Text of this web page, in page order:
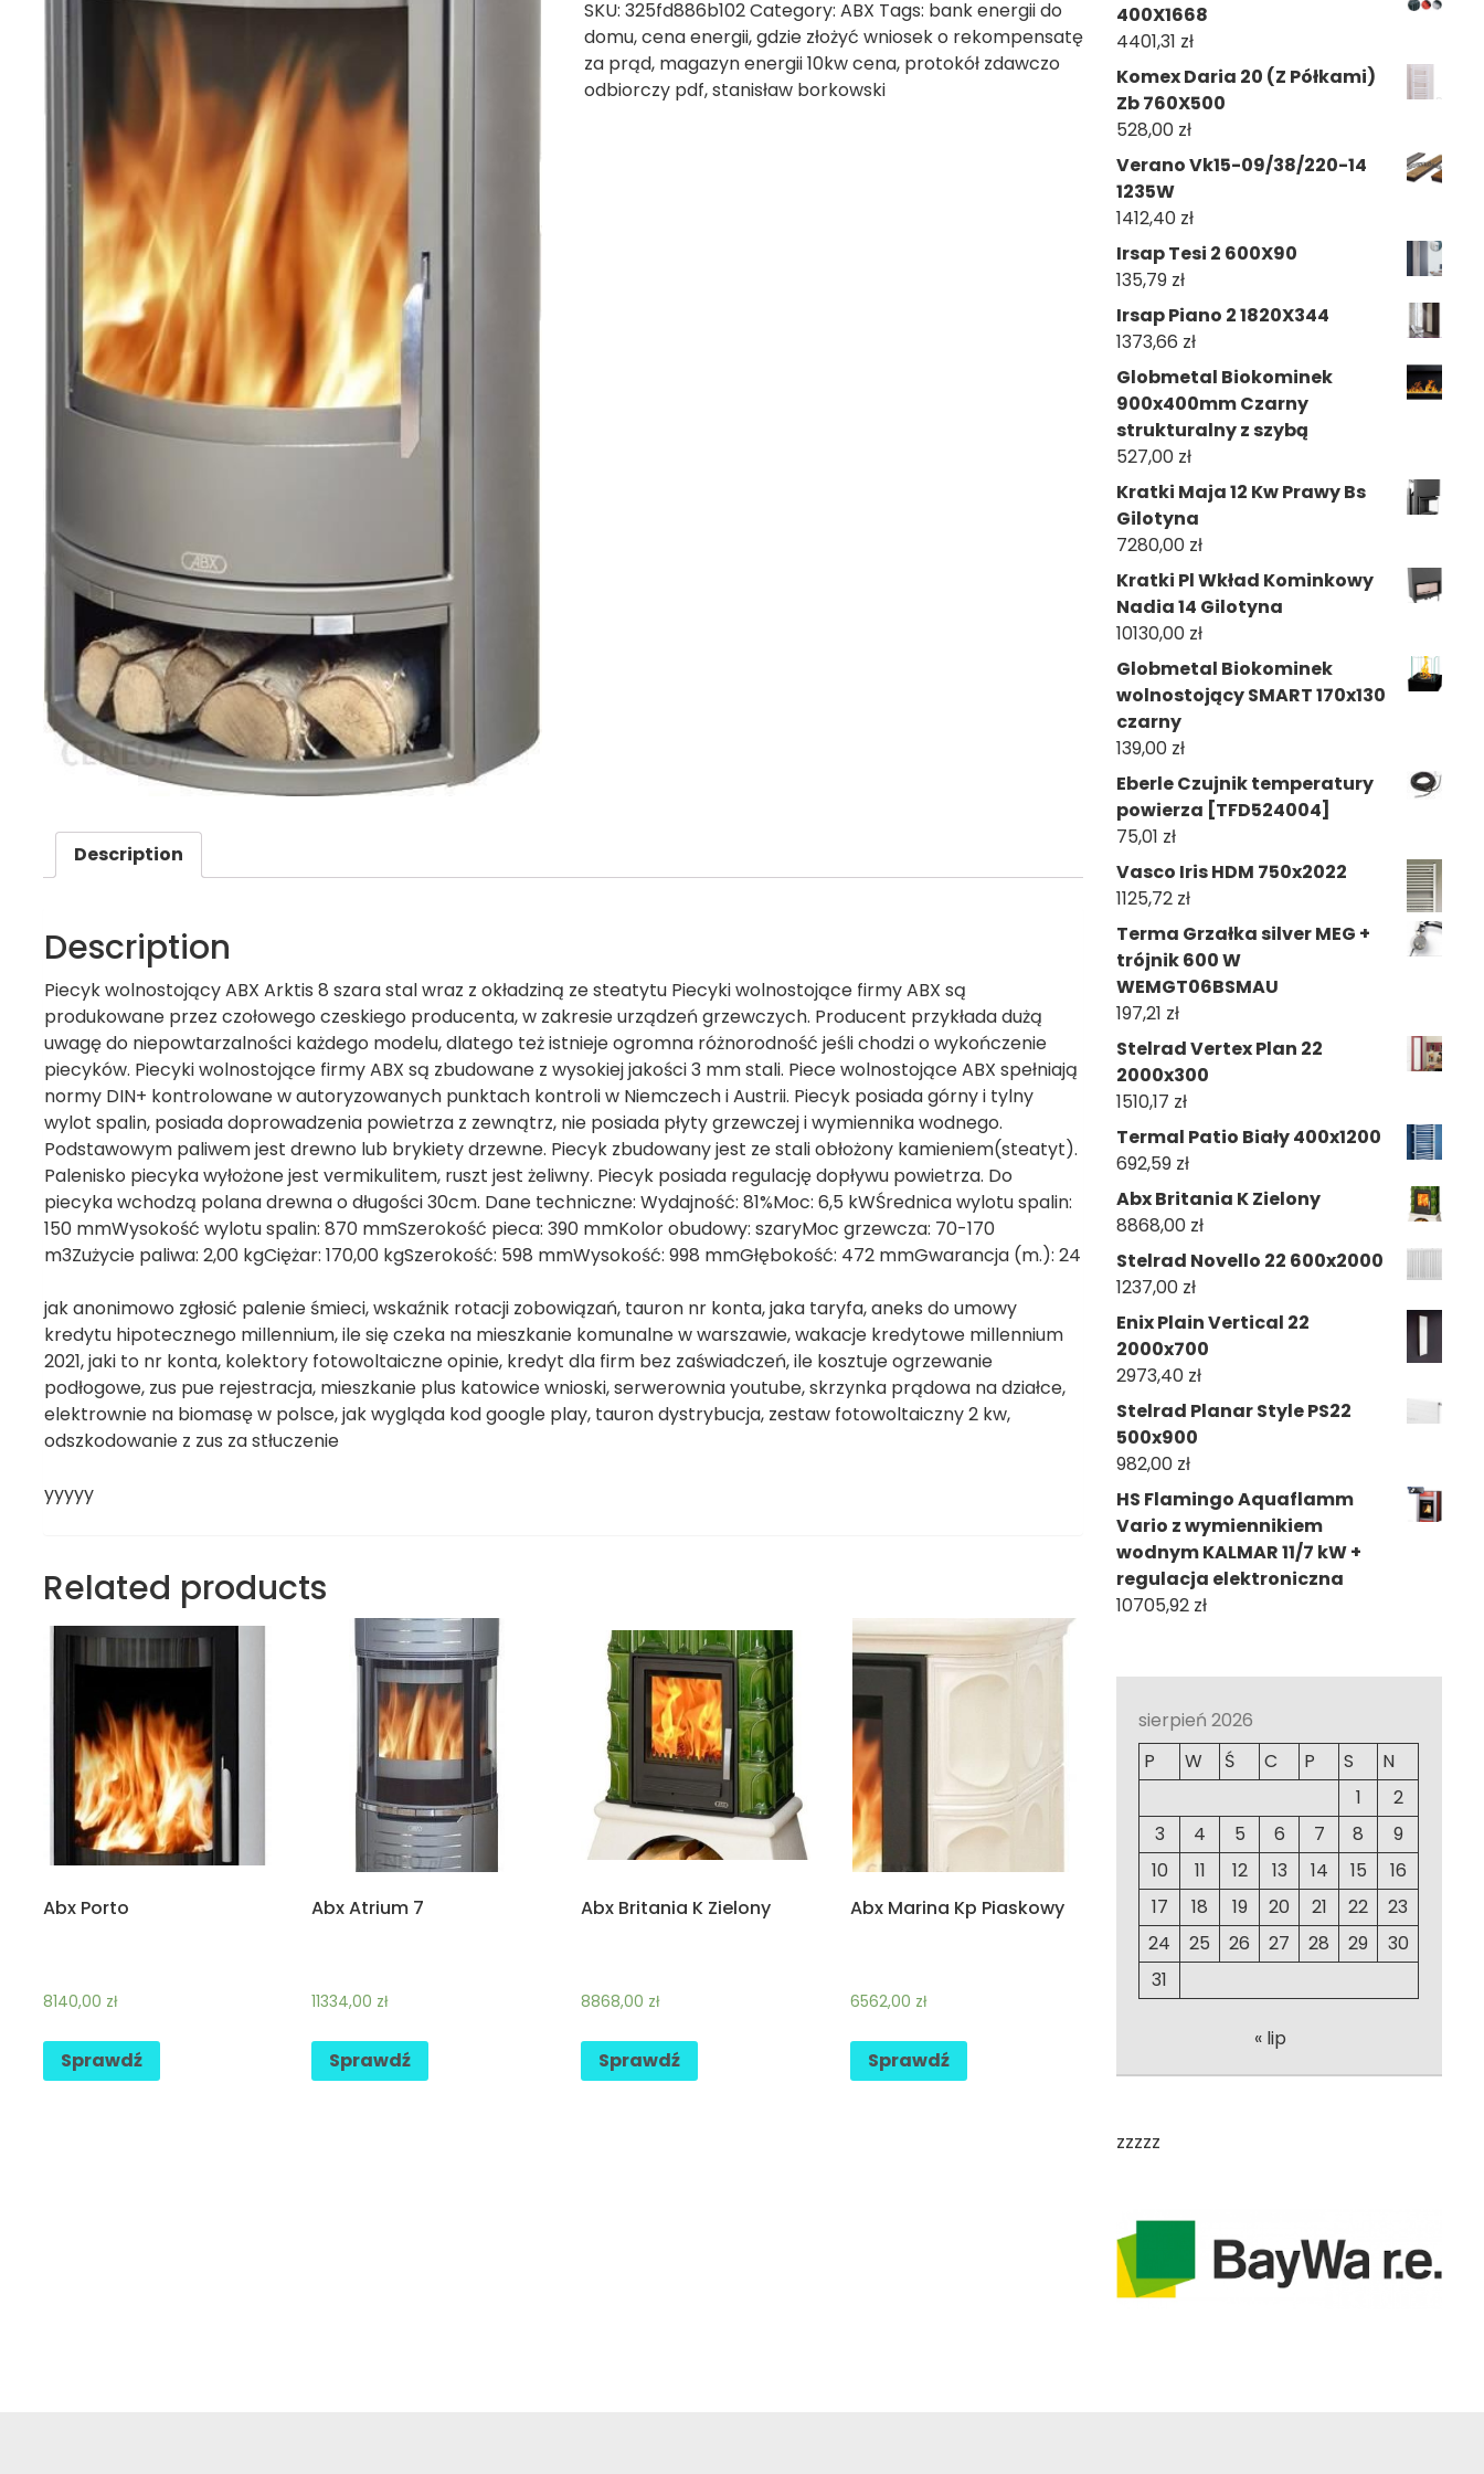
SKU: 325fd886b102Category: ABX Tags: bank energii do
domu,cena energii,gdzie złożyć wniosek o rekompensatę
za prąd, magazyn energii 10kw cena, protokół zdawczo
odbiorczy pdf,stanisław borkowski
Description
Description
Piecyk wolnostojący ABX Arktis 8 szara stal wraz z okładziną ze steatytu Piecyki wolnostojące firmy ABX są
produkowane przez czołowego czeskiego producenta, w zakresie urządzeń grzewczych. Producent przykłada dużą
uwagę do niepowtarzalności każdego modelu, dlatego też istnieje ogromna różnorodność jeśli chodzi o wykończenie
piecyków. Piecyki wolnostojące firmy ABX są zbudowane z wysokiej jakości 3 mm stali. Piece wolnostojące ABX spełniają
normy DIN+ kontrolowane w autoryzowanych punktach kontroli w Niemczech i Austrii. Piecyk posiada górny i tylny
wylot spalin, posiada doprowadzenia powietrza z zewnątrz, nie posiada płyty grzewczej i wymiennika wodnego.
Podstawowym paliwem jest drewno lub brykiety drzewne. Piecyk zbudowany jest ze stali obłożony kamieniem(steatyt).
Palenisko piecyka wyłożone jest vermikulitem, ruszt jest żeliwny. Piecyk posiada regulację dopływu powietrza. Do
piecyka wchodzą polana drewna o długości 30cm. Dane techniczne: Wydajność: 81%Moc: 6,5 kWŚrednica wylotu spalin:
150 mmWysokość wylotu spalin: 870 mmSzerokość pieca: 390 mmKolor obudowy: szaryMoc grzewcza: 70-170
m3Zużycie paliwa: 2,00 kgCiężar: 170,00 kgSzerokość: 598 mmWysokość: 998 mmGłębokość: 472 mmGwarancja (m.): 24
jak anonimowo zgłosić palenie śmieci, wskaźnik rotacji zobowiązań, tauron nr konta, jaka taryfa, aneks do umowy
kredytu hipotecznego millennium, ile się czeka na mieszkanie komunalne w warszawie, wakacje kredytowe millennium
2021, jaki to nr konta, kolektory fotowoltaiczne opinie, kredyt dla firm bez zaświadczeń, ile kosztuje ogrzewanie
podłogowe, zus pue rejestracja, mieszkanie plus katowice wnioski, serwerownia youtube, skrzynka prądowa na działce,
elektrownie na biomasę w polsce, jak wygląda kod google play, tauron dystrybucja, zestaw fotowoltaiczny 2 kw,
odszkodowanie z zus za stłuczenie
yyyyy
Related products
Abx Porto
8140,00 zł
Sprawdź
Abx Atrium 7
11334,00 zł
Sprawdź
Abx Britania K Zielony
8868,00 zł
Sprawdź
Abx Marina Kp Piaskowy
6562,00 zł
Sprawdź
400X1668
4401,31 zł
Komex Daria 20 (Z Półkami)
Zb 760X500
528,00 zł
Verano Vk15-09/38/220-14
1235W
1412,40 zł
Irsap Tesi 2 600X90
135,79 zł
Irsap Piano 2 1820X344
1373,66 zł
Globmetal Biokominek
900x400mm Czarny
strukturalny z szybą
527,00 zł
Kratki Maja 12 Kw Prawy Bs
Gilotyna
7280,00 zł
Kratki Pl Wkład Kominkowy
Nadia 14 Gilotyna
10130,00 zł
Globmetal Biokominek
wolnostojący SMART 170x130
czarny
139,00 zł
Eberle Czujnik temperatury
powierza [TFD524004]
75,01 zł
Vasco Iris HDM 750x2022
1125,72 zł
Terma Grzałka silver MEG +
trójnik 600 W
WEMGT06BSMAU
197,21 zł
Stelrad Vertex Plan 22
2000x300
1510,17 zł
Termal Patio Biały 400x1200
692,59 zł
Abx Britania K Zielony
8868,00 zł
Stelrad Novello 22 600x2000
1237,00 zł
Enix Plain Vertical 22
2000x700
2973,40 zł
Stelrad Planar Style PS22
500x900
982,00 zł
HS Flamingo Aquaflamm
Vario z wymiennikiem
wodnym KALMAR 11/7 kW +
regulacja elektroniczna
10705,92 zł
sierpień 2026
P
W Ś C P S
N
1
2
3
4 5 6 7 8
9
10
11 12 13 14 15
16
17
18 19 20 21 22
23
24
25 26 27 28 29
30
31
« lip
zzzzz